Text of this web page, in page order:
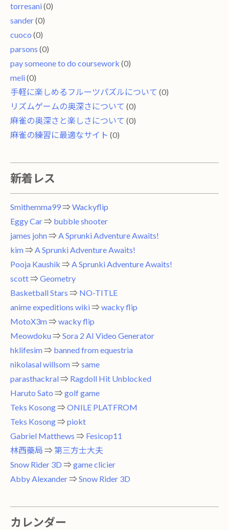
torresani(0)
sander(0)
cuoco (0)
parsons (0)
pay someone to do coursework (0)
meli(0)
手軽に楽しめるフルーツパズルについて (0)
リズムゲームの奥深さについて (0)
麻雀の奥深さと楽しさについて (0)
麻雀の練習に最適なサイト (0)
新着レス
Smithemma99⇒ Wackyflip
Eggy Car⇒ bubble shooter
james john⇒ A Sprunki Adventure Awaits!
kim⇒ A Sprunki Adventure Awaits!
Pooja Kaushik ⇒ A Sprunki Adventure Awaits!
scott⇒ Geometry
Basketball Stars ⇒ NO-TITLE
anime expeditions wiki⇒ wacky flip
MotoX3m⇒ wacky flip
Meowdoku⇒ Sora 2 AI Video Generator
hklifesim⇒ banned from equestria
nikolasal willsom⇒ same
parasthackral⇒ Ragdoll Hit Unblocked
Haruto Sato ⇒ golf game
Teks Kosong⇒ ONILE PLATFROM
Teks Kosong⇒ piokt
Gabriel Matthews ⇒ Fesicop11
林西藥局 ⇒ 第三方士大夫
Snow Rider 3D ⇒ game clicier
Abby Alexander⇒ Snow Rider 3D
カレンダー